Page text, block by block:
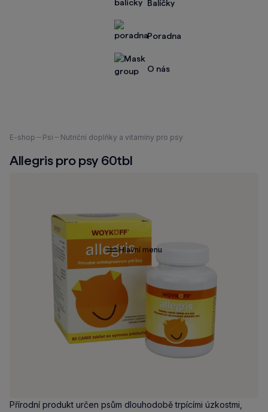
Balíčky
Poradna
O nás
Hlavní menu
Nacházíte
zde:
E-shop Psi Nutriční doplňky a vitamíny pro psy
Allegris pro psy 60tbl
Přírodní produkt určen psům dlouhodobě trpícími úzkostmi,